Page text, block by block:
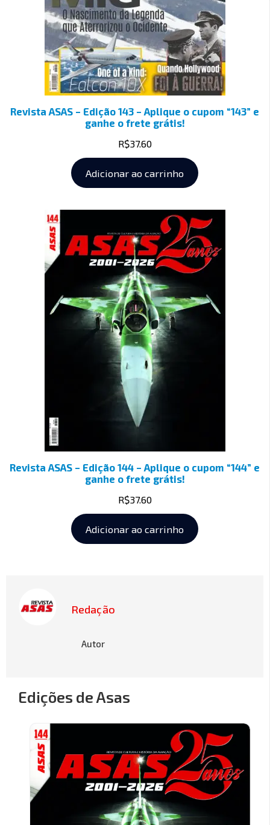
Revista ASAS – Edição 143 – Aplique o cupom “143” e
ganhe o frete grátis!
R$37.60
Adicionar ao carrinho
Revista ASAS – Edição 144 – Aplique o cupom “144” e
ganhe o frete grátis!
R$37.60
Adicionar ao carrinho
Redação
Autor
Edições de Asas